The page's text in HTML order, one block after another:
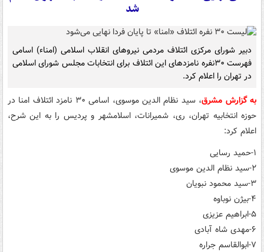
شد
دبیر شورای مرکزی ائتلاف مردمی نیروهای انقلاب اسلامی (امناء) اسامی
فهرست ۳۰نفره نامزدهای این ائتلاف برای انتخابات مجلس شورای اسلامی
در تهران را اعلام کرد.
به گزارش مشرق
، سید نظام الدین موسوی، اسامی ۳۰ نامزد ائتلاف امنا در
حوزه انتخابیه تهران، ری، شمیرانات، اسلامشهر و پردیس را به این شرح،
اعلام کرد:
۱-حمید رسایی
۲-سید نظام الدین موسوی
۳-سید محمود نبویان
۴-بیژن نوباوه
۵-ابراهیم عزیزی
۶-مهدی شاه آبادی
۷-ابوالقاسم جراره